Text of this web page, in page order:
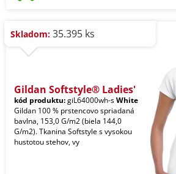
Skladom: 35.395 ks
Gildan Softstyle® Ladies'
kód produktu:giL64000wh-sWhite
Gildan 100 % prstencovo spriadaná
bavlna, 153,0 G/m2 (biela 144,0
G/m2). Tkanina Softstyle s vysokou
hustotou stehov, vy